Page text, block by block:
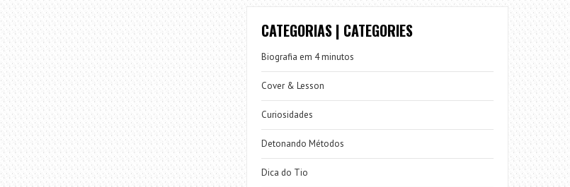
CATEGORIAS | CATEGORIES
Biografia em 4 minutos
Cover & Lesson
Curiosidades
Detonando Métodos
Dica do Tio